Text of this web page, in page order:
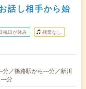
話し相手から始
祝日が休み 残業なし
／篠路駅から---分／新川
分